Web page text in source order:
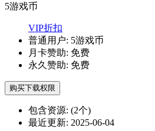
5游戏币
VIP折扣
普通用户: 5游戏币
月卡赞助: 免费
永久赞助: 免费
购买下载权限
包含资源: (2个)
最近更新: 2025-06-04